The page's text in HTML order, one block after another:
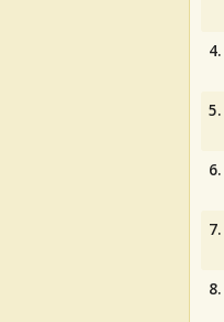
4.
5.
6.
7.
8.